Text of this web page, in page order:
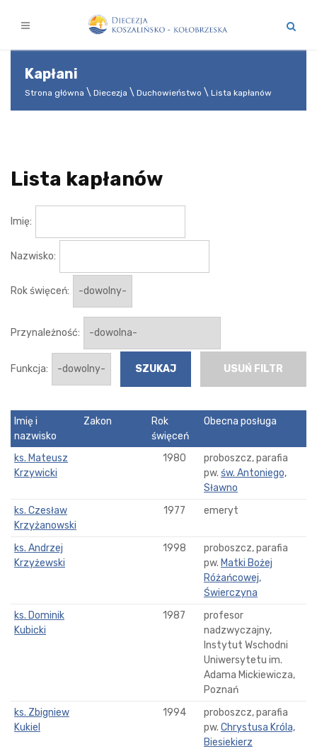
Kapłani
Strona główna Diecezja Duchowieństwo Lista kapłanów
Lista kapłanów
Imię:
Nazwisko:
Rok święceń:
Przynależność:
Funkcja: USUŃ FILTR
Imię i
nazwisko
Zakon
Rok
święceń
Obecna posługa
ks. Mateusz
Krzywicki
1980
proboszcz, parafia
pw. św. Antoniego,
Sławno
ks. Czesław
Krzyżanowski
1977 emeryt
ks. Andrzej
Krzyżewski
1998
proboszcz, parafia
pw. Matki Bożej
Różańcowej,
Świerczyna
ks. Dominik
Kubicki
1987
profesor
nadzwyczajny,
Instytut Wschodni
Uniwersytetu im.
Adama Mickiewicza,
Poznań
ks. Zbigniew
Kukiel
1994
proboszcz, parafia
pw. Chrystusa Króla,
Biesiekierz